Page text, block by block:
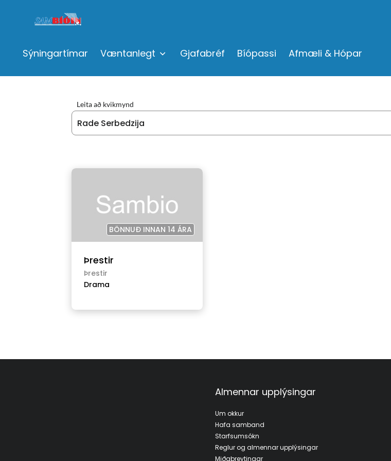
Sýningartímar Væntanlegt Gjafabréf Bíópassi Afmæli & Hópar
Leita að kvikmynd
BÖNNUÐ INNAN 14 ÁRA
Þrestir
Þrestir
Drama
Almennar upplýsingar
Um okkur
Hafa samband
Starfsumsókn
Reglur og almennar upplýsingar
Miðabreytingar